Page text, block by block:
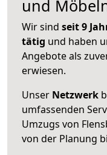
und
Wir sind seit 9
tätig und haben
Angebote als
erwiesen.
Unser Netzwerk
umfassenden
Umzugs von
von der Planung